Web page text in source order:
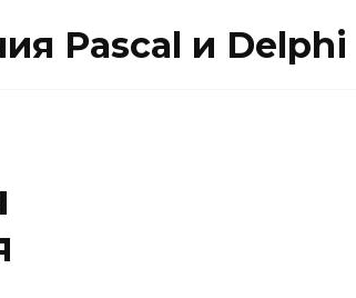
Pascal и Delphi